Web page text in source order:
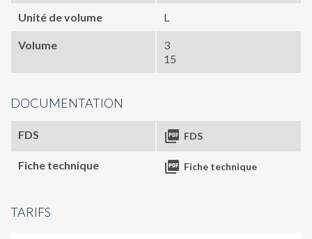
Unité de volume L
Volume
3
15
DOCUMENTATION
FDS  FDS
Fiche technique  Fiche technique
TARIFS